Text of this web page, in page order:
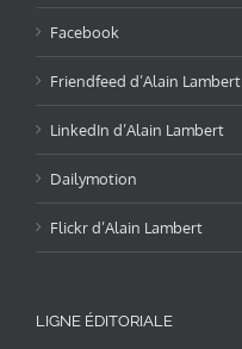
Facebook
Friendfeed d’Alain Lambert
LinkedIn d’Alain Lambert
Dailymotion
Flickr d’Alain Lambert
LIGNE ÉDITORIALE